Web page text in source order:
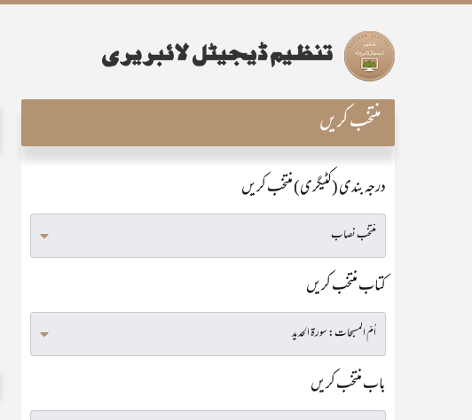
منتخب کریں
درجہ بندی (کٹیگری) منتخب کریں
کتاب منتخب کریں
باب منتخب کریں